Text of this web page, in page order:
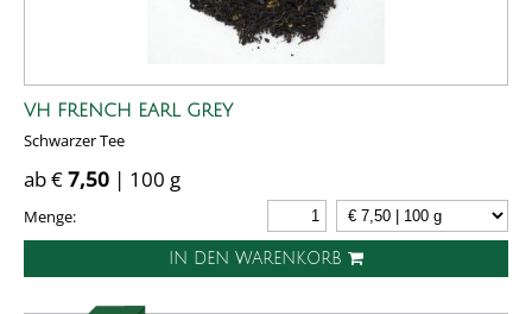
VH FRENCH EARL GREY
Schwarzer Tee
ab €7,50 | 100 g
Menge:
IN DEN WARENKORB